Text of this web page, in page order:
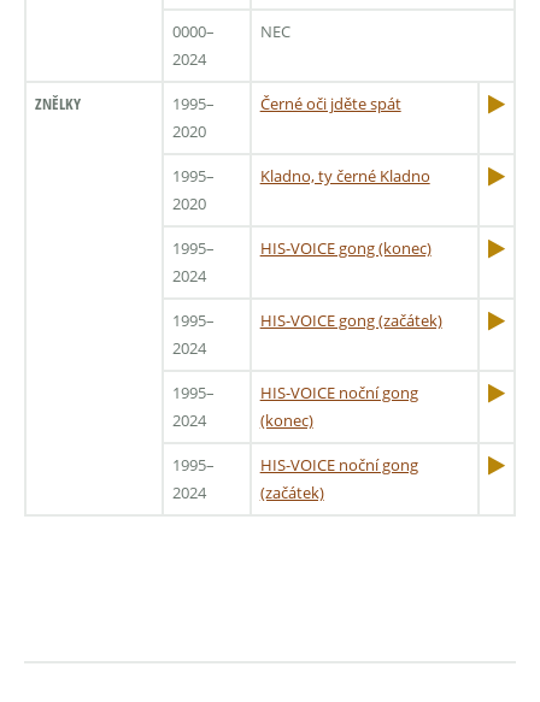
0000–
2024
NEC
ZNĚLKY
1995–
2020
Černé oči jděte spát
1995–
2020
Kladno, ty černé Kladno
1995–
2024
HIS-VOICE gong (konec)
1995–
2024
HIS-VOICE gong (začátek)
1995–
2024
HIS-VOICE noční gong
(konec)
1995–
2024
HIS-VOICE noční gong
(začátek)